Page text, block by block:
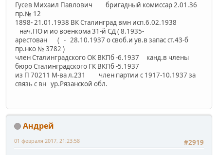
Гусев Михаил Павлович бригадный комиссар 2.01.36
пр.№ 12
1898- 21.01.1938 ВК Сталинград вмн исп.6.02.1938
нач.ПО и ио военкома 31-й СД ( 8.1935-
арестован ( - 28.10.1937 о своб.и ув.в запас ст.43-б
пр.нко № 3782 )
член Сталинградского ОК ВКПб -6.1937 канд.в члены
бюро Сталинградского ГК ВКПб -5.1937
из П 70211 М-ва л.231 член партии с 1917-10.1937 за
связь с вн ур.Рязанской обл.
Андрей
#2919
01 февраля 2017, 21:23:58